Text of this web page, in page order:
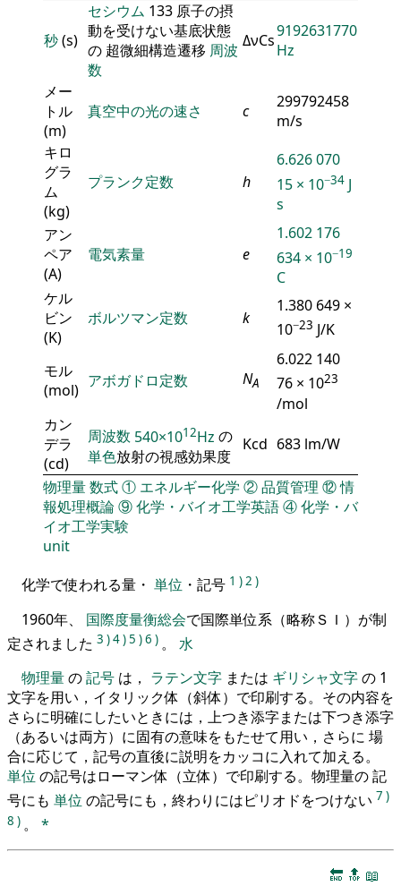
秒(s)
セシウム 133 原子の摂
動を受けない基底状態
の 超微細構造遷移 周波
数
ΔνCs9192631770
Hz
メー
トル
(m)
真空中の光の速さ c
299792458
m/s
キロ
グラ
ム
(kg)
プランク定数 h
6.626 070
15 × 10−34 J
s
アン
ペア
(A)
電気素量 e
1.602 176
634 × 10−19
C
ケル
ビン
(K)
ボルツマン定数 k
1.380 649 ×
10−23 J/K
モル
(mol) アボガドロ定数 NA
6.022 140
76 × 1023
/mol
カン
デラ
(cd)
周波数 540×1012Hz の
単色放射の視感効果度
Kcd 683 lm/W
物理量数式① エネルギー化学 ②品質管理 ⑫情
報処理概論⑨化学・バイオ工学英語④化学・バ
イオ工学実験
unit
化学で使われる量・ 単位 ・記号 1 ) 2 )
1960年、 国際度量衡総会で国際単位系（略称ＳＩ）が制
定されました 3 )4)5 )6 ) 。 水
物理量の記号 は， ラテン文字 または ギリシャ文字の 1
文字を用い，イタリック体（斜体）で印刷する。その内容を
さらに明確にしたいときには，上つき添字または下つき添字
（あるいは両方）に固有の意味をもたせて用い，さらに 場
合に応じて，記号の直後に説明をカッコに入れて加える。
単位 の記号はローマン体（立体）で印刷する。物理量の 記
号にも 単位 の記号にも，終わりにはピリオドをつけない 7 )
8 ) 。 *
🔚 🔝 📖